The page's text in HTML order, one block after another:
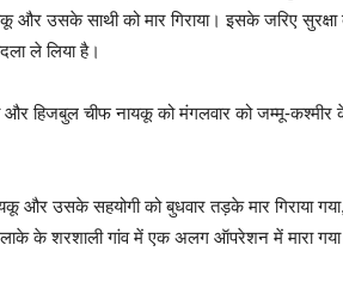
और उसके साथी को मार गिराया। इसके जरिए सुरक्षा
ले लिया है।
और हिजबुल चीफ नायकू को मंगलवार को जम्मू-
और उसके सहयोगी को बुधवार तड़के मार गिराया
के शरशाली गांव में एक अलग ऑपरेशन में मारा